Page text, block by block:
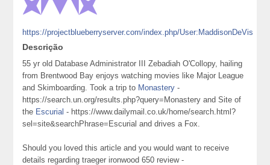
https://projectblueberryserver.com/index.php/User:MaddisonDeVis
Descrição
55 yr old Database Administrator III Zebadiah O'Collopy, hailing
from Brentwood Bay enjoys watching movies like Major League
and Skimboarding. Took a trip to Monastery -
https://search.un.org/results.php?query=Monastery and Site of
the Escurial - https://www.dailymail.co.uk/home/search.html?
sel=site&searchPhrase=Escurial and drives a Fox.
Should you loved this article and you would want to receive
details regarding traeger ironwood 650 review -